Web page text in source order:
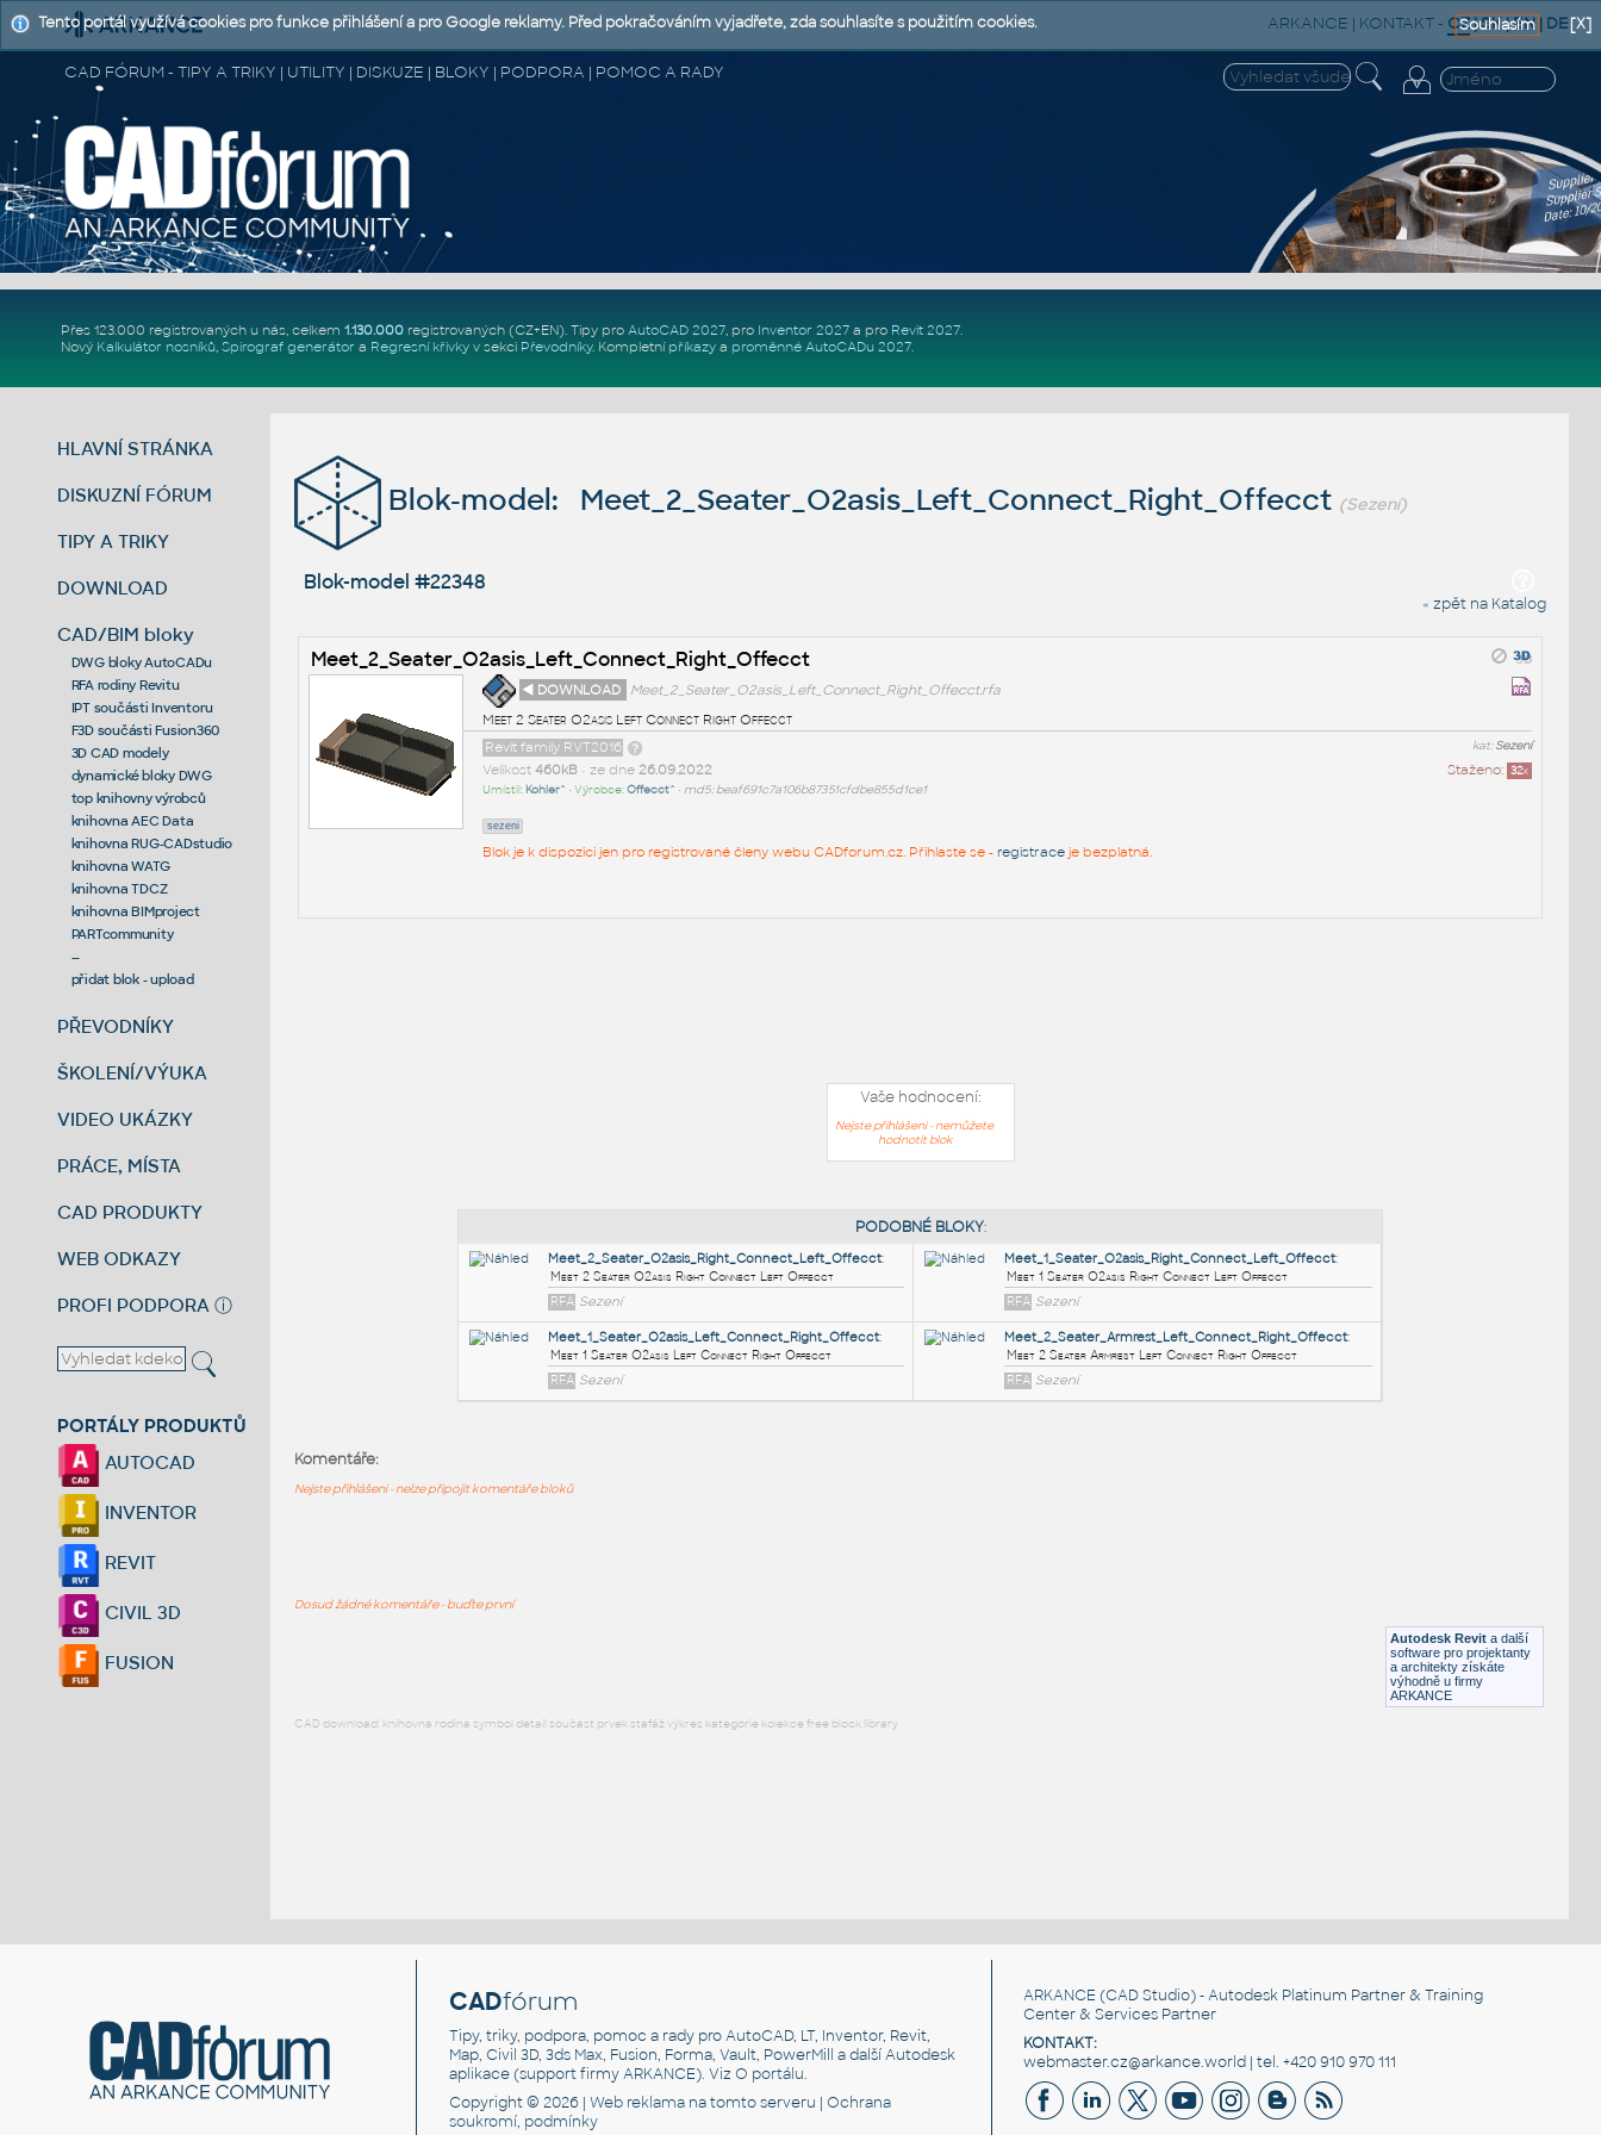
ARKANCE | KONTAKT- CZ|SK|EN| DE
CAD FÓRUM - TIPY A TRIKY | UTILITY | DISKUZE | BLOKY | PODPORA | POMOC A RADY
Přes 123.000 registrovaných u nás, celkem 1.130.000registrovaných (CZ+EN). Tipy pro AutoCAD 2027, pro Inventor 2027a pro Revit 2027.
Nový Kalkulátor nosníků, Spirograf generátor a Regresní křivkyv sekci Převodníky. Kompletní příkazya proměnné AutoCADu 2027.
HLAVNÍ STRÁNKA
DISKUZNÍ FÓRUM
TIPY A TRIKY
DOWNLOAD
CAD/BIM bloky
DWG bloky AutoCADu
RFA rodiny Revitu
IPT součásti Inventoru
F3D součásti Fusion360
3D CAD modely
dynamické bloky DWG
top knihovny výrobců
knihovna AEC Data
knihovna RUG-CADstudio
knihovna WATG
knihovna TDCZ
knihovna BIMproject
PARTcommunity
--
přidat blok - upload
PŘEVODNÍKY
ŠKOLENÍ/VÝUKA
VIDEO UKÁZKY
PRÁCE, MÍSTA
CAD PRODUKTY
WEB ODKAZY
PROFI PODPORA ⓘ
PORTÁLY PRODUKTŮ
AUTOCAD
INVENTOR
REVIT
CIVIL 3D
FUSION
Blok-model: Meet_2_Seater_O2asis_Left_Connect_Right_Offecct (Sezení)
Blok-model #22348
« zpět na Katalog
Meet_2_Seater_O2asis_Left_Connect_Right_Offecct
◄ DOWNLOAD
Meet_2_Seater_O2asis_Left_Connect_Right_Offecct.rfa
Meet 2 Seater O2asis Left Connect Right Offecct
kat:Sezení
Revit family RVT2016
Staženo: 32x
Velikost 460kB• ze dne 26.09.2022
Umístil: Kohler^ • Výrobce:Offecct^ • md5: beaf691c7a106b87351cfdbe855d1ce1
sezeni
Blok je k dispozici jen pro registrované členy webu CADforum.cz. Přihlaste se - registraceje bezplatná.
Vaše hodnocení:
Nejste přihlášeni - nemůžete
hodnotit blok
Autodesk Revit a další
software pro projektanty
a architekty získáte
výhodně u firmy
ARKANCE
Komentáře:
Nejste přihlášeni - nelze připojit komentáře bloků
Dosud žádné komentáře - buďte první
CAD download: knihovna rodina symbol detail součást prvek stafáž výkres kategorie kolekce free block library
CADfórum
Tipy, triky, podpora, pomoc a rady pro AutoCAD, LT, Inventor, Revit,
Map, Civil 3D, 3ds Max, Fusion, Forma, Vault, PowerMill a další Autodesk
aplikace (support firmy ARKANCE). VizO portálu.
Copyright © 2026 |Web reklama na tomto serveru |Ochrana
soukromí, podmínky
ARKANCE (CAD Studio) - Autodesk Platinum Partner & Training
Center & Services Partner
KONTAKT:
webmaster.cz@arkance.world | tel. +420 910 970 111
[X]
Souhlasím
Tento portál využívá cookies pro funkce přihlášení a pro Google reklamy. Před pokračováním vyjadřete, zda souhlasíte s použitím cookies.